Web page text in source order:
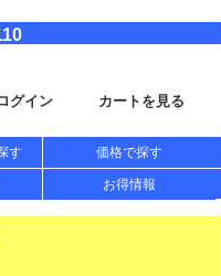
グイン カートを見る
す 価格で探す
お得情報